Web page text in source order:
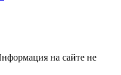
на сайте не